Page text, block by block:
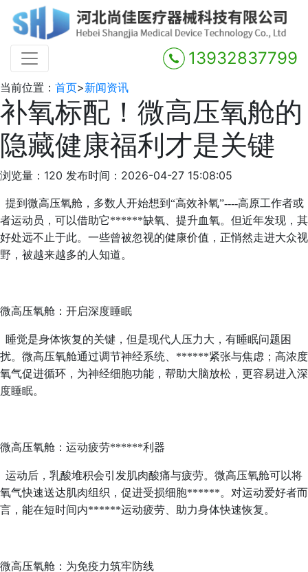
13932837799
当前位置： 首页>新闻资讯
补氧标配！微高压氧舱的
隐藏健康福利才是关键
浏览量：120 发布时间：2026-04-27 15:08:05
提到微高压氧舱，多数人开始想到“高效补氧”----高原工作者或
者运动员，可以借助它******缺氧、提升血氧。但近年发现，其
好处远不止于此。一些曾被忽视的健康价值，正悄然走进大众视
野，被越来越多的人知道。
微高压氧舱：开启深度睡眠
睡觉是身体恢复的关键，但是现代人压力大，有睡眠问题困
扰。微高压氧舱通过调节神经系统、******紧张与焦虑；高浓度
氧气促进循环，为神经细胞功能，帮助大脑放松，更容易进入深
度睡眠。
微高压氧舱：运动疲劳******利器
运动后，乳酸堆积会引发肌肉酸痛与疲劳。微高压氧舱可以将
氧气快速送达肌肉组织，促进受损细胞******。对运动爱好者而
言，能在短时间内******运动疲劳、助力身体快速恢复。
微高压氧舱：为免疫力筑牢防线